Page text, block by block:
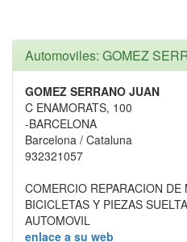
Automoviles: GOMEZ
GOMEZ SERRANO JUAN
C ENAMORATS, 100
-BARCELONA
Barcelona / Cataluna
932321057
COMERCIO REPARACION DE
BICICLETAS Y PIEZAS
AUTOMOVIL
enlace a su web